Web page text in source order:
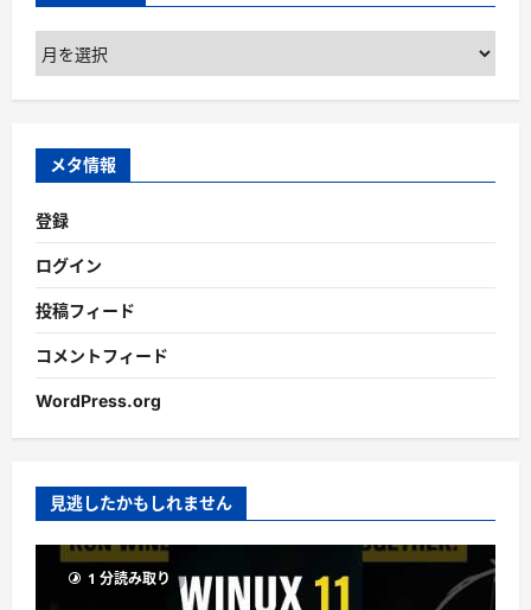
ア
ー
カ
ブ
メタ情報
登録
ログイン
投稿フィード
コメントフィード
WordPress.org
見逃したかもしれません
1 分読み取り